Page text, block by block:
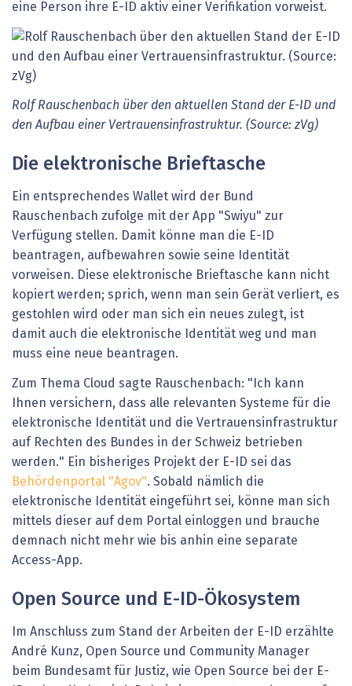
eine Person ihre E-ID aktiv einer Verifikation vorweist.
Rolf Rauschenbach über den aktuellen Stand der E-ID und
den Aufbau einer Vertrauensinfrastruktur. (Source: zVg)
Die elektronische Brieftasche
Ein entsprechendes Wallet wird der Bund
Rauschenbach zufolge mit der App "Swiyu" zur
Verfügung stellen. Damit könne man die E-ID
beantragen, aufbewahren sowie seine Identität
vorweisen. Diese elektronische Brieftasche kann nicht
kopiert werden; sprich, wenn man sein Gerät verliert, es
gestohlen wird oder man sich ein neues zulegt, ist
damit auch die elektronische Identität weg und man
muss eine neue beantragen.
Zum Thema Cloud sagte Rauschenbach: "Ich kann
Ihnen versichern, dass alle relevanten Systeme für die
elektronische Identität und die Vertrauensinfrastruktur
auf Rechten des Bundes in der Schweiz betrieben
werden." Ein bisheriges Projekt der E-ID sei das
Behördenportal "Agov". Sobald nämlich die
elektronische Identität eingeführt sei, könne man sich
mittels dieser auf dem Portal einloggen und brauche
demnach nicht mehr wie bis anhin eine separate
Access-App.
Open Source und E-ID-Ökosystem
Im Anschluss zum Stand der Arbeiten der E-ID erzählte
André Kunz, Open Source und Community Manager
beim Bundesamt für Justiz, wie Open Source bei der E-